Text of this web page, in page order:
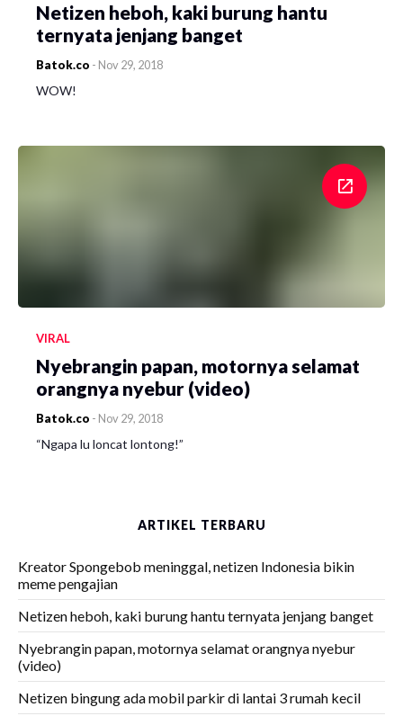
Netizen heboh, kaki burung hantu
ternyata jenjang banget
Batok.co - Nov 29, 2018
WOW!
VIRAL
Nyebrangin papan, motornya selamat
orangnya nyebur (video)
Batok.co - Nov 29, 2018
“Ngapa lu loncat lontong!”
ARTIKEL TERBARU
Kreator Spongebob meninggal, netizen Indonesia bikin
meme pengajian
Netizen heboh, kaki burung hantu ternyata jenjang banget
Nyebrangin papan, motornya selamat orangnya nyebur
(video)
Netizen bingung ada mobil parkir di lantai 3 rumah kecil